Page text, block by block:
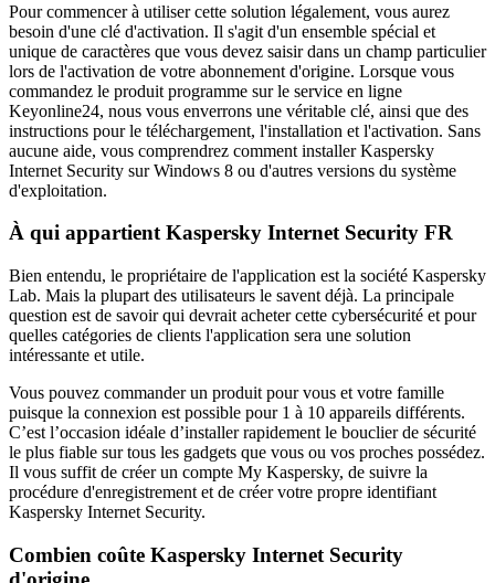
Pour commencer à utiliser cette solution légalement, vous aurez
besoin d'une clé d'activation. Il s'agit d'un ensemble spécial et
unique de caractères que vous devez saisir dans un champ particulier
lors de l'activation de votre abonnement d'origine. Lorsque vous
commandez le produit programme sur le service en ligne
Keyonline24, nous vous enverrons une véritable clé, ainsi que des
instructions pour le téléchargement, l'installation et l'activation. Sans
aucune aide, vous comprendrez comment installer Kaspersky
Internet Security sur Windows 8 ou d'autres versions du système
d'exploitation.
À qui appartient Kaspersky Internet Security FR
Bien entendu, le propriétaire de l'application est la société Kaspersky
Lab. Mais la plupart des utilisateurs le savent déjà. La principale
question est de savoir qui devrait acheter cette cybersécurité et pour
quelles catégories de clients l'application sera une solution
intéressante et utile.
Vous pouvez commander un produit pour vous et votre famille
puisque la connexion est possible pour 1 à 10 appareils différents.
C’est l’occasion idéale d’installer rapidement le bouclier de sécurité
le plus fiable sur tous les gadgets que vous ou vos proches possédez.
Il vous suffit de créer un compte My Kaspersky, de suivre la
procédure d'enregistrement et de créer votre propre identifiant
Kaspersky Internet Security.
Combien coûte Kaspersky Internet Security